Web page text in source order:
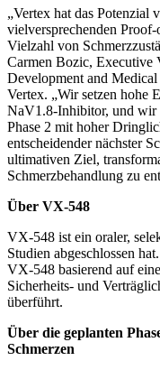
„Vertex hat das
vielversprechenden
Vielzahl von
Carmen Bozic, Executive
Development and
Vertex. „Wir setzen hohe
NaV1.8-Inhibitor, und wir
Phase 2 mit hoher
entscheidender nächster
ultimativen Ziel,
Schmerzbehandlung zu
Über VX-548
VX-548 ist ein oraler,
Studien abgeschlossen
VX-548 basierend auf
Sicherheits- und
überführt.
Über die geplanten
Schmerzen